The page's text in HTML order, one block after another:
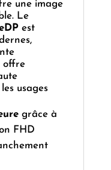
une image
Le
est
offre
usages
grâce à
FHD